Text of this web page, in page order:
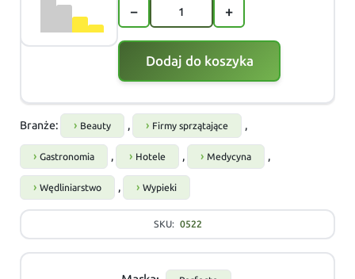
− +
Dodaj do koszyka
Branże: Beauty , Firmy sprzątające ,
Gastronomia , Hotele , Medycyna ,
Wędliniarstwo , Wypieki
SKU: 0522